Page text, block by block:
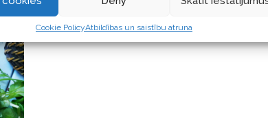
Cookie PolicyAtbildības un saistību atruna